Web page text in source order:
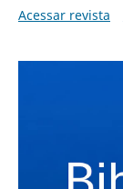
Acessar revista